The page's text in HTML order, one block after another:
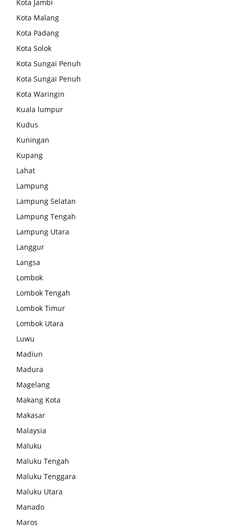
Kota Jambi
Kota Malang
Kota Padang
Kota Solok
Kota Sungai Penuh
Kota Sungai Penuh
Kota Waringin
Kuala lumpur
Kudus
Kuningan
Kupang
Lahat
Lampung
Lampung Selatan
Lampung Tengah
Lampung Utara
Langgur
Langsa
Lombok
Lombok Tengah
Lombok Timur
Lombok Utara
Luwu
Madiun
Madura
Magelang
Makang Kota
Makasar
Malaysia
Maluku
Maluku Tengah
Maluku Tenggara
Maluku Utara
Manado
Maros